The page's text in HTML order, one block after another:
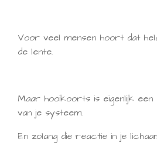
Voor veel mensen hoort dat
de lente.
Maar hooikoorts is eigenlijk
van je systeem.
En zolang die reactie in je